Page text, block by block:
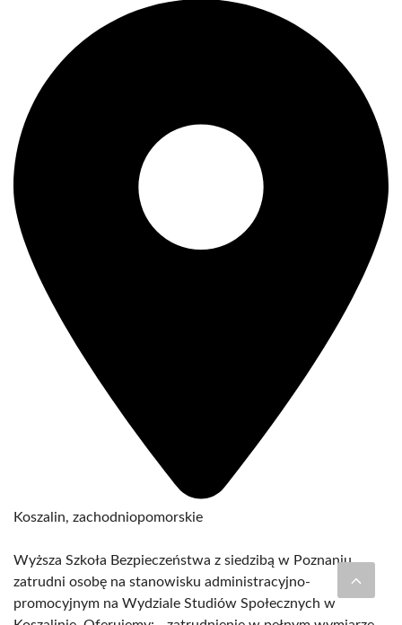
Koszalin, zachodniopomorskie
Wyższa Szkoła Bezpieczeństwa z siedzibą w Poznaniu,
zatrudni osobę na stanowisku administracyjno-
promocyjnym na Wydziale Studiów Społecznych w